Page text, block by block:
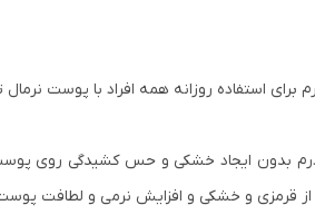
استفاده روزانه همه افراد با پوست
ایجاد خشکی و حس کشیدگی روی پوست،
از قرمزی و خشکی و افزایش نرمی و لطافت